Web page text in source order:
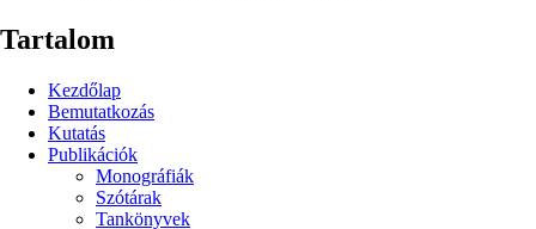
Tartalom
Kezdőlap
Bemutatkozás
Kutatás
Publikációk
Monográfiák
Szótárak
Tankönyvek